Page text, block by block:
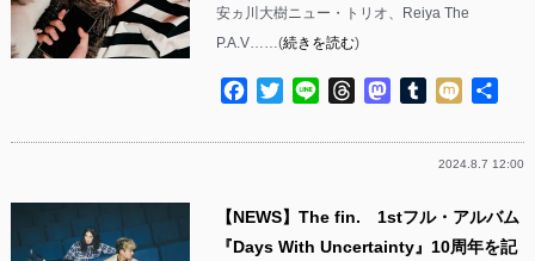
安ヵ川大樹ニュー・トリオ、Reiya The
P.A.V……(続きを読む)
Facebook
TwitterLine ThreadsMastodon
Tumblr
Mixi
2024.8.7 12:00
【NEWS】The fin. 1stフル・アルバム
『Days With Uncertainty』10周年を記